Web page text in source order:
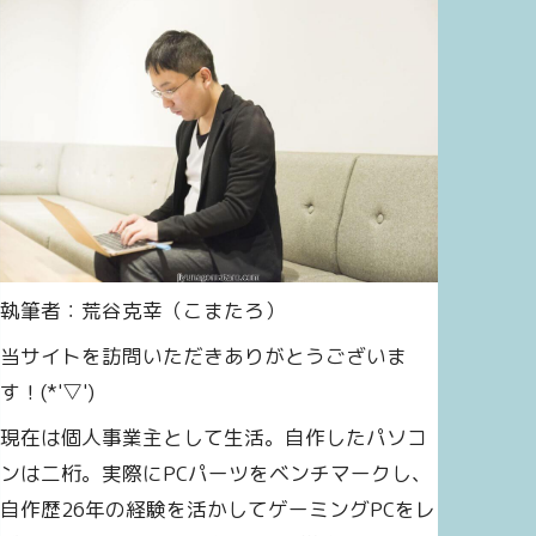
執筆者：荒谷克幸（こまたろ）
当サイトを訪問いただきありがとうございま
す！(*'▽')
現在は個人事業主として生活。自作したパソコ
ンは二桁。実際にPCパーツをベンチマークし、
自作歴26年の経験を活かしてゲーミングPCをレ